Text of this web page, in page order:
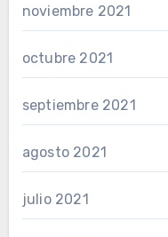
noviembre 2021
octubre 2021
septiembre 2021
agosto 2021
julio 2021